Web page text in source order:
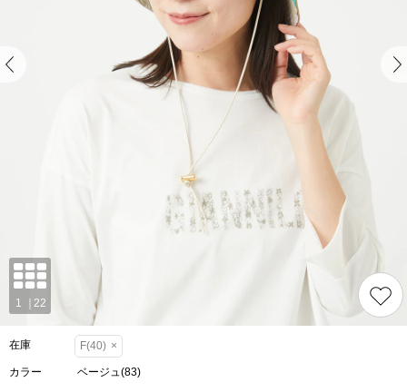
在庫 F(40) ×
カラー ベージュ(83)